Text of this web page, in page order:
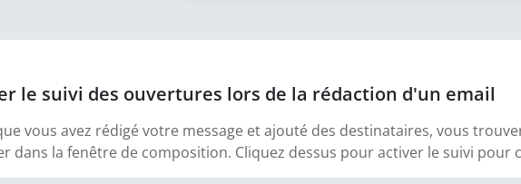
le suivi des ouvertures lors de la rédaction d'un email
vous avez rédigé votre message et ajouté des destinataires, vous
dans la fenêtre de composition. Cliquez dessus pour activer le suivi pour